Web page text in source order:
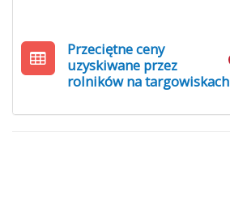
Przeciętne ceny
uzyskiwane przez
rolników na targowiskach